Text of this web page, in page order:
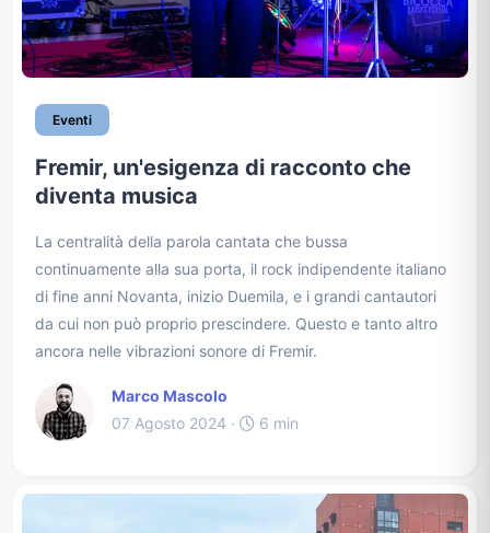
Eventi
Fremir, un'esigenza di racconto che
diventa musica
La centralità della parola cantata che bussa
continuamente alla sua porta, il rock indipendente italiano
di fine anni Novanta, inizio Duemila, e i grandi cantautori
da cui non può proprio prescindere. Questo e tanto altro
ancora nelle vibrazioni sonore di Fremir.
Marco Mascolo
07 Agosto 2024 ·
6 min